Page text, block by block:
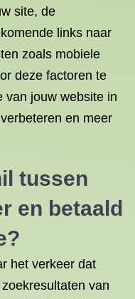
site, de
links naar
zoals mobiele
deze factoren te
van jouw website in
en meer
tussen
en betaald
het verkeer dat
van